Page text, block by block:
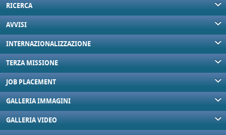
RICERCA
AVVISI
INTERNAZIONALIZZAZIONE
TERZA MISSIONE
JOB PLACEMENT
GALLERIA IMMAGINI
GALLERIA VIDEO